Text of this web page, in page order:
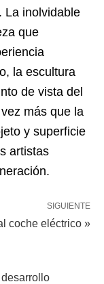
La inolvidable
que
la escultura
de vista del
más que la
y superficie
artistas
SIGUIENTE
coche eléctrico »